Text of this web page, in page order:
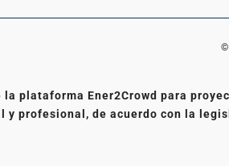
©
plataforma Ener2Crowd para
profesional, de acuerdo con la